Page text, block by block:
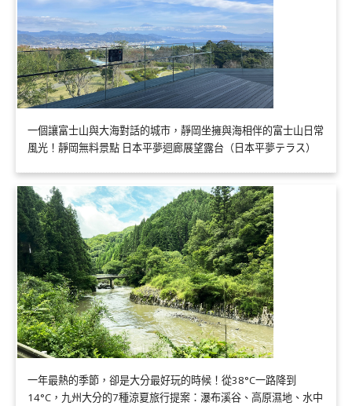
一個讓富士山與大海對話的城市，靜岡坐擁與海相伴的富士山日常
風光！靜岡無料景點 日本平夢迴廊展望露台（日本平夢テラス）
一年最熱的季節，卻是大分最好玩的時候！從38°C一路降到
14°C，九州大分的7種涼夏旅行提案：瀑布溪谷、高原濕地、水中